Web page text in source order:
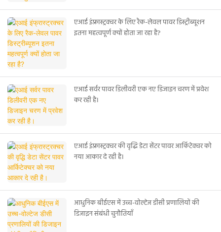
एआई इंफ्रास्ट्रक्चर के लिए रैक-लेवल पावर डिस्ट्रीब्यूशन
इतना महत्वपूर्ण क्यों होता जा रहा है?
एआई सर्वर पावर डिलीवरी एक नए डिजाइन चरण में प्रवेश
कर रही है।
एआई इंफ्रास्ट्रक्चर की वृद्धि डेटा सेंटर पावर आर्किटेक्चर को
नया आकार दे रही है।
आधुनिक बीईएस में उच्च-वोल्टेज डीसी प्रणालियों की
डिजाइन संबंधी चुनौतियाँ